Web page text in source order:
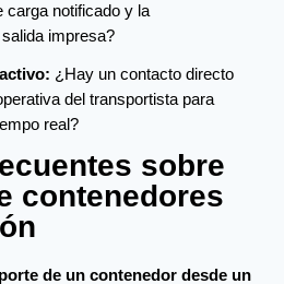
carga notificado y la
impresa?
¿Hay un contacto directo
del transportista para
real?
sobre
contenedores
de un contenedor desde un